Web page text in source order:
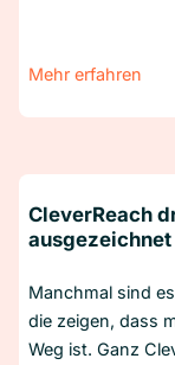
Mehr erfahren
CleverReach
ausgezeichnet
Manchmal sind
die zeigen, dass
Weg ist. Ganz